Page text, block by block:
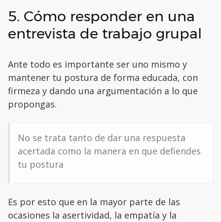
5. Cómo responder en una
entrevista de trabajo grupal
Ante todo es importante ser uno mismo y
mantener tu postura de forma educada, con
firmeza y dando una argumentación a lo que
propongas.
No se trata tanto de dar una respuesta
acertada como la manera en que defiendes
tu postura
Es por esto que en la mayor parte de las
ocasiones la asertividad, la empatía y la